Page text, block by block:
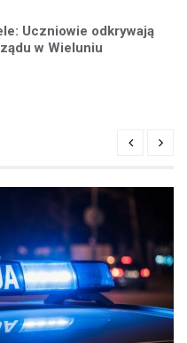
Uczniowie odkrywają
w Wieluniu